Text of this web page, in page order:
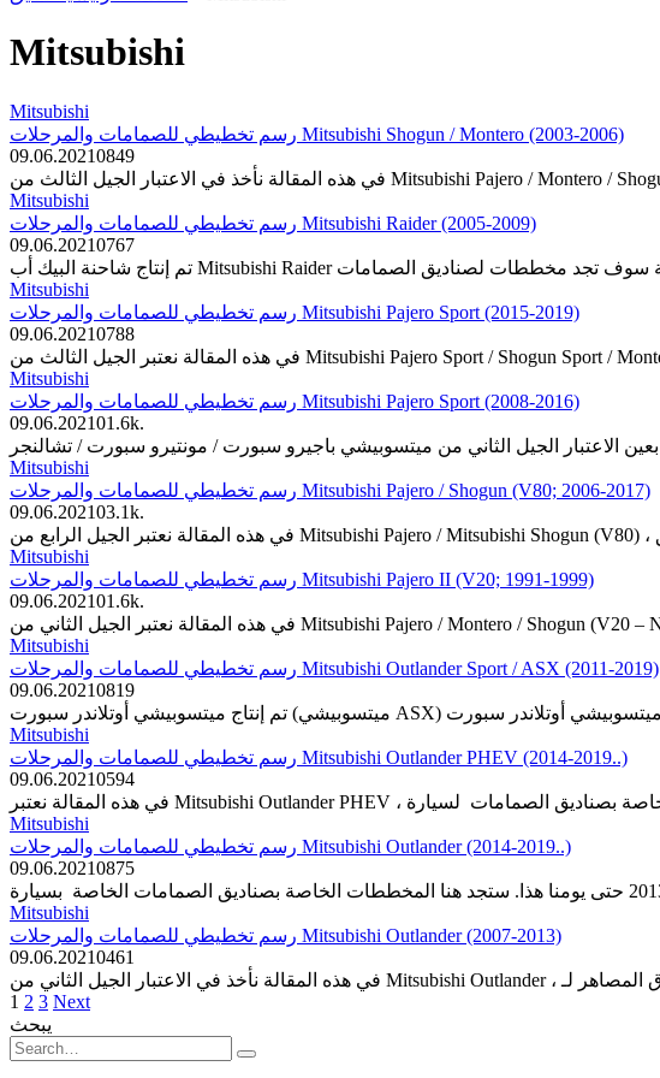
Mitsubishi
Mitsubishi
رسم تخطيطي للصمامات والمرحلات Mitsubishi Shogun / Montero (2003-2006)
09.06.20210849
Mitsubishi
رسم تخطيطي للصمامات والمرحلات Mitsubishi Raider (2005-2009)
09.06.20210767
Mitsubishi
رسم تخطيطي للصمامات والمرحلات Mitsubishi Pajero Sport (2015-2019)
09.06.20210788
Mitsubishi
رسم تخطيطي للصمامات والمرحلات Mitsubishi Pajero Sport (2008-2016)
09.06.202101.6k.
Mitsubishi
رسم تخطيطي للصمامات والمرحلات Mitsubishi Pajero / Shogun (V80; 2006-2017)
09.06.202103.1k.
Mitsubishi
رسم تخطيطي للصمامات والمرحلات Mitsubishi Pajero II (V20; 1991-1999)
09.06.202101.6k.
Mitsubishi
رسم تخطيطي للصمامات والمرحلات Mitsubishi Outlander Sport / ASX (2011-2019)
09.06.20210819
Mitsubishi
رسم تخطيطي للصمامات والمرحلات Mitsubishi Outlander PHEV (2014-2019..)
09.06.20210594
Mitsubishi
رسم تخطيطي للصمامات والمرحلات Mitsubishi Outlander (2014-2019..)
09.06.20210875
Mitsubishi
رسم تخطيطي للصمامات والمرحلات Mitsubishi Outlander (2007-2013)
09.06.20210461
Posts
pagination
1 2 3 Next
يبحث
Search
for: